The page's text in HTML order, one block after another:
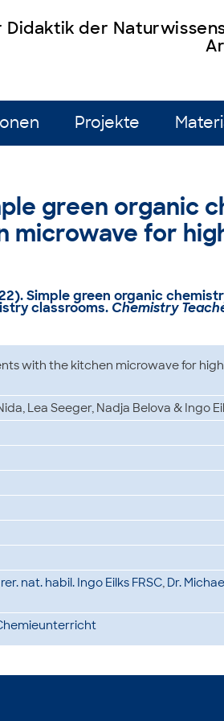
der
Projekte
green organic
for
Simple green organic
classrooms. Chemistry
with the kitchen microwave for
Lea Seeger, Nadja Belova & Ingo
rer. nat. habil. Ingo Eilks FRSC, Dr.